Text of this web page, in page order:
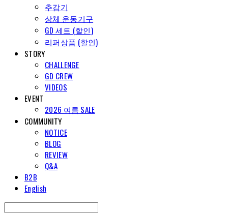
추감기
상체 운동기구
GD 세트 (할인)
리퍼상품 (할인)
STORY
CHALLENGE
GD CREW
VIDEOS
EVENT
2026 여름 SALE
COMMUNITY
NOTICE
BLOG
REVIEW
Q&A
B2B
English